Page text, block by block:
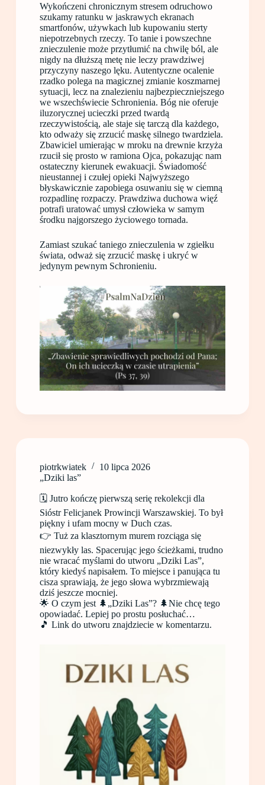
Wykończeni chronicznym stresem odruchowo
szukamy ratunku w jaskrawych ekranach
smartfonów, używkach lub kupowaniu sterty
niepotrzebnych rzeczy. To tanie i powszechne
znieczulenie może przytłumić na chwilę ból, ale
nigdy na dłuższą metę nie leczy prawdziwej
przyczyny naszego lęku. Autentyczne ocalenie
rzadko polega na magicznej zmianie koszmarnej
sytuacji, lecz na znalezieniu najbezpieczniejszego
we wszechświecie Schronienia. Bóg nie oferuje
iluzorycznej ucieczki przed twardą
rzeczywistością, ale staje się tarczą dla każdego,
kto odważy się zrzucić maskę silnego twardziela.
Zbawiciel umierając w mroku na drewnie krzyża
rzucił się prosto w ramiona Ojca, pokazując nam
ostateczny kierunek ewakuacji. Świadomość
nieustannej i czułej opieki Najwyższego
błyskawicznie zapobiega osuwaniu się w ciemną
rozpadlinę rozpaczy. Prawdziwa duchowa więź
potrafi uratować umysł człowieka w samym
środku najgorszego życiowego tornada.
Zamiast szukać taniego znieczulenia w zgiełku
świata, odważ się zrzucić maskę i ukryć w
jedynym pewnym Schronieniu.
piotrkwiatek
10 lipca 2026
„Dziki las”
🗓️ Jutro kończę pierwszą serię rekolekcji dla
Sióstr Felicjanek Prowincji Warszawskiej. To był
piękny i ufam mocny w Duch czas.
👉 Tuż za klasztornym murem rozciąga się
niezwykły las. Spacerując jego ścieżkami, trudno
nie wracać myślami do utworu „Dziki Las”,
który kiedyś napisałem. To miejsce i panująca tu
cisza sprawiają, że jego słowa wybrzmiewają
dziś jeszcze mocniej.
🌟 O czym jest 🌲„Dziki Las”? 🌲Nie chcę tego
opowiadać. Lepiej po prostu posłuchać…
🎵 Link do utworu znajdziecie w komentarzu.